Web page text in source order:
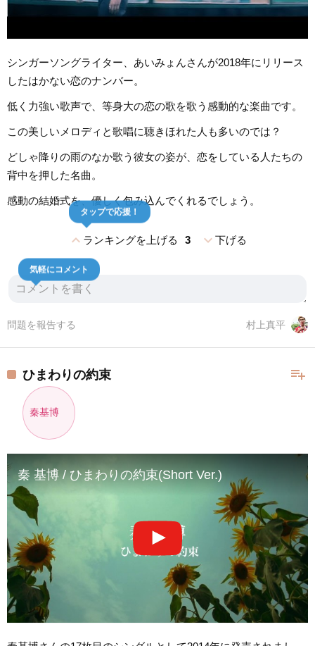
シンガーソングライター、あいみょんさんが2018年にリリース
したはかない恋のナンバー。
低く力強い歌声で、等身大の恋の歌を歌う感動的な楽曲です。
この美しいメロディと歌唱に聴きほれた人も多いのでは？
どしゃ降りの雨のなか歌う彼女の姿が、恋をしている人たちの
背中を押した名曲。
感動の結婚式を、優しく包み込んでくれるでしょう。
expand_lessランキングを上げる 3
タップで応援！
expand_more下げる
気軽にコメント
村上真平
問題を報告する
playlist_add
ひまわりの約束
秦基博
秦 基博 / ひまわりの約束(Short Ver.)